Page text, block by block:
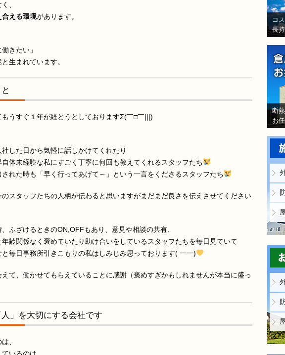
、
合える環境があります。
きたい」
生まれています。
うすぐ１年が経とうとしておりますΣ(￣□￣|||)
した日から気軽に話しかけてくれたり
体未経験な私にすごく丁寧に何回も教えてくれるスタッフたち
れた時も「早く行ってあげて～」という一言をくださるスタッフたち
スタッフたちの人柄が伝わると思いますがまだまだ良さを伝えさせてください
ふざけるときのON,OFFもあり、意見や相談の共有、
齢関係なく褒めていたり助け合いをしているスタッフたちを毎日見ていて
毎日事務所引きこもりの私はしみじみ思っております( 一一)
て、働かせてもらえていることに感謝（褒めすぎかもしれませんが本当に盛っ
」を大切にする会社です
、
コ
長
断
お